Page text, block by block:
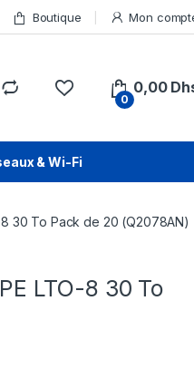
Boutique Mon
0
0,00
& Wi-Fi
30 To Pack de 20 (Q2078AN)
LTO-8 30 To